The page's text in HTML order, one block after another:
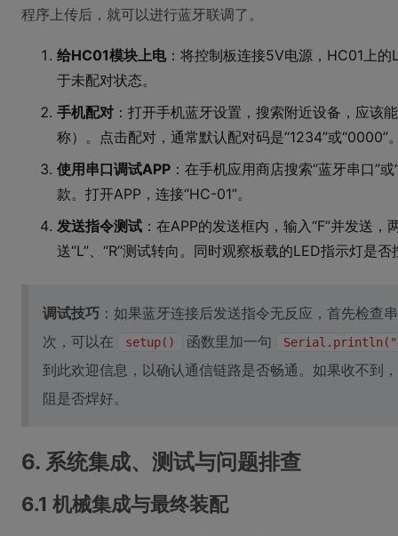
程序上传后，就可以进行蓝牙联调了。
给HC01模块上电：将控制板连接5V电源，HC01上的
于未配对状态。
手机配对 ：打开手机蓝牙设置，搜索附近设备，应该
称）。点击配对，通常默认配对码是“1234”或“0000”
使用串口调试APP ：在手机应用商店搜索“蓝牙串口”
款。打开APP，连接“HC-01”。
发送指令测试 ：在APP的发送框内，输入“F”并发送
送“L”、“R”测试转向。同时观察板载的LED指示灯是
调试技巧 ：如果蓝牙连接后发送指令无反应，首先检查
次，可以在
setup() 函数里加一句
到此欢迎信息，以确认通信链路是否畅通。如果收不到
阻是否焊好。
6. 系统集成、测试与问题排查
6.1 机械集成与最终装配